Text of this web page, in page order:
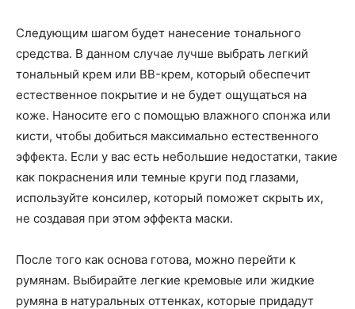
Следующим шагом будет нанесение тонального
средства. В данном случае лучше выбрать легкий
тональный крем или BB-крем, который обеспечит
естественное покрытие и не будет ощущаться на
коже. Наносите его с помощью влажного спонжа или
кисти, чтобы добиться максимально естественного
эффекта. Если у вас есть небольшие недостатки, такие
как покраснения или темные круги под глазами,
используйте консилер, который поможет скрыть их,
не создавая при этом эффекта маски.
После того как основа готова, можно перейти к
румянам. Выбирайте легкие кремовые или жидкие
румяна в натуральных оттенках, которые придадут